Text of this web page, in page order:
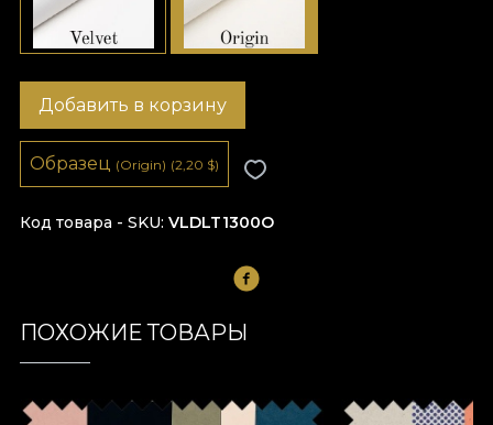
Код товара - SKU VLDLT1300O
Добавить в корзину
Образец (Origin) (2,20 $)
ПОХОЖИЕ ТОВАРЫ